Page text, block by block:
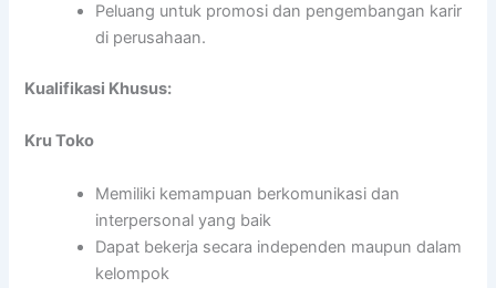
Peluang untuk promosi dan pengembangan karir
di perusahaan.
Kualifikasi Khusus:
Kru Toko
Memiliki kemampuan berkomunikasi dan
interpersonal yang baik
Dapat bekerja secara independen maupun dalam
kelompok